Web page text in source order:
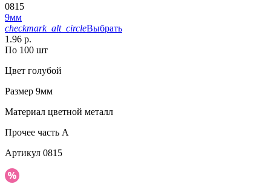
0815
9мм
checkmark_alt_circleВыбрать
1.96 р.
По 100 шт
Цвет голубой
Размер 9мм
Материал цветной металл
Прочее часть A
Артикул 0815